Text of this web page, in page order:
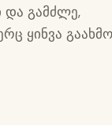
და გამძლე,
ყინვა